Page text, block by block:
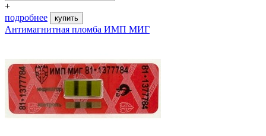
+
подробнее
купить
Антимагнитная пломба ИМП МИГ